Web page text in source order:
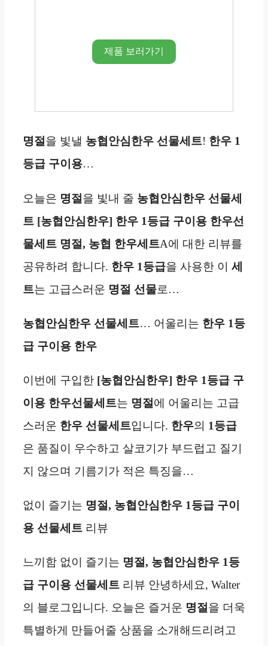
제품 보러가기
명절을 빛낼 농협안심한우 선물세트! 한우 1
등급 구이용…
오늘은 명절을 빛내 줄 농협안심한우 선물세
트 [농협안심한우] 한우 1등급 구이용 한우선
물세트 명절, 농협 한우세트A에 대한 리뷰를
공유하려 합니다. 한우 1등급을 사용한 이 세
트는 고급스러운 명절 선물로…
농협안심한우 선물세트… 어울리는 한우 1등
급 구이용 한우
이번에 구입한 [농협안심한우] 한우 1등급 구
이용 한우선물세트는 명절에 어울리는 고급
스러운 한우 선물세트입니다. 한우의 1등급
은 품질이 우수하고 살코기가 부드럽고 질기
지 않으며 기름기가 적은 특징을…
없이 즐기는 명절, 농협안심한우 1등급 구이
용 선물세트 리뷰
느끼함 없이 즐기는 명절, 농협안심한우 1등
급 구이용 선물세트 리뷰 안녕하세요, Walter
의 블로그입니다. 오늘은 즐거운 명절을 더욱
특별하게 만들어줄 상품을 소개해드리려고